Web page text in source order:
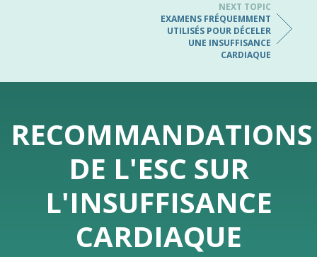
NEXT TOPIC
EXAMENS FRÉQUEMMENT
UTILISÉS POUR DÉCELER
UNE INSUFFISANCE
CARDIAQUE
RECOMMANDATIONS
DE L'ESC SUR
L'INSUFFISANCE
CARDIAQUE